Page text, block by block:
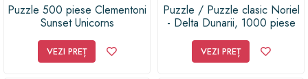
Puzzle 500 piese Clementoni
Sunset Unicorns
VEZI PREȚ
Puzzle / Puzzle clasic Noriel
- Delta Dunarii, 1000 piese
VEZI PREȚ